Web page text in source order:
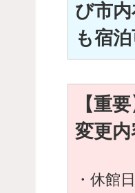
び市
も宿
【重
変更
・休館